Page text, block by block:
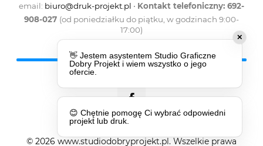
email: biuro@druk-projekt.pl • Kontakt telefoniczny: 692-
908-027 (od poniedziałku do piątku, w godzinach 9:00-
17:00)
© 2026 www.studiodobryprojekt.pl. Wszelkie prawa
✕
👋 Jestem asystentem Studio Graficzne
Dobry Projekt i wiem wszystko o jego
ofercie.
😊 Chętnie pomogę Ci wybrać odpowiedni
projekt lub druk.